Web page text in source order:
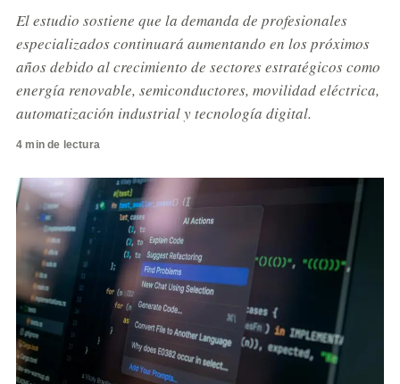
El estudio sostiene que la demanda de profesionales
especializados continuará aumentando en los próximos
años debido al crecimiento de sectores estratégicos como
energía renovable, semiconductores, movilidad eléctrica,
automatización industrial y tecnología digital.
4 min de lectura